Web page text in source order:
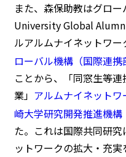
また、森保助教はグロ
University Global
ルアルムナイネットワー
ローバル機構（国際連携
ことから、「同窓生等
業」 アルムナイネット
崎大学研究開発推進機構
た。これは国際共同研
ットワークの拡大・充